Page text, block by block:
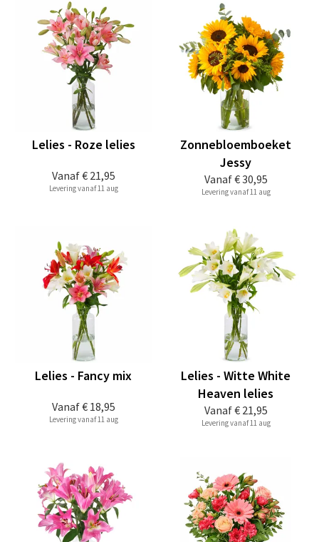
Vanaf€ 21,95
Lelies - Roze lelies
Levering vanaf 11 aug
Vanaf€ 30,95
Zonnebloemboeket
Jessy
Levering vanaf 11 aug
Vanaf€ 18,95
Lelies - Fancy mix
Levering vanaf 11 aug
Vanaf€ 21,95
Lelies - Witte White
Heaven lelies
Levering vanaf 11 aug